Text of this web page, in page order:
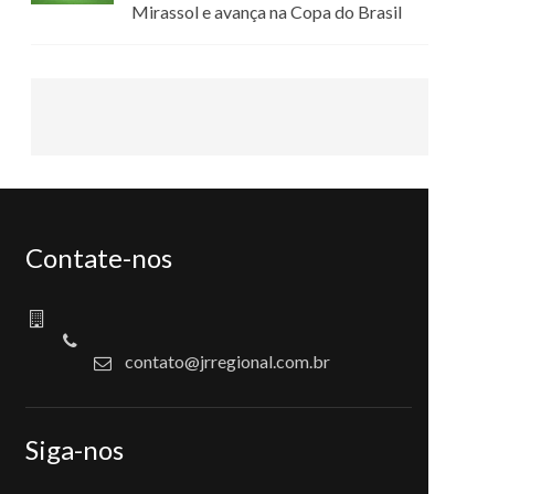
Mirassol e avança na Copa do Brasil
Contate-nos
contato@jrregional.com.br
Siga-nos